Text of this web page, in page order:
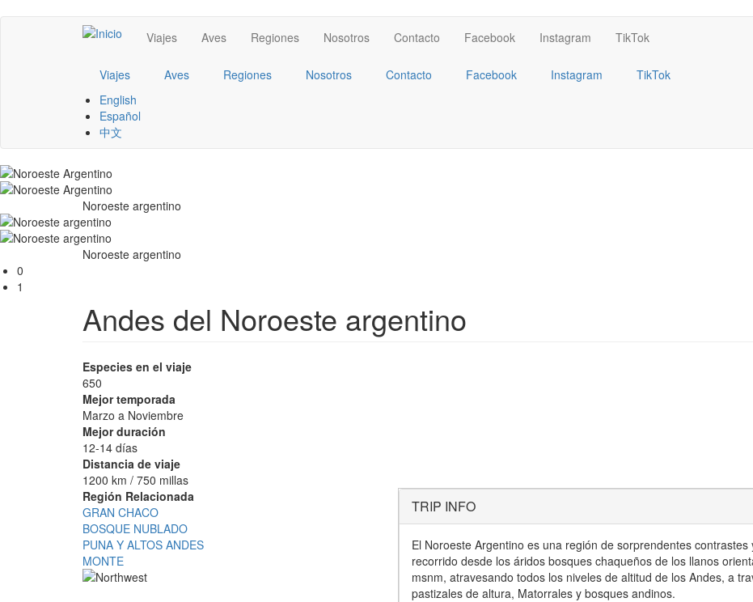
Main
navigation
Viajes Aves Regiones Nosotros Contacto Facebook Instagram TikTok
Viajes Aves Regiones Nosotros Contacto Facebook Instagram
TikTok
English
Español
中文
Noroeste argentino
Noroeste argentino
0
1
Andes del Noroeste argentino
Especies en el viaje
650
Mejor temporada
Marzo a Noviembre
Mejor duración
12-14 días
Distancia de viaje
1200 km / 750 millas
Región Relacionada
GRAN CHACO
BOSQUE NUBLADO
PUNA Y ALTOS ANDES
MONTE
TRIP INFO
El Noroeste Argentino es una región de sorprendentes
recorrido desde los áridos bosques chaqueños de los llanos
msnm, atravesando todos los niveles de altitud de los Andes, a
pastizales de altura, Matorrales y bosques andinos.